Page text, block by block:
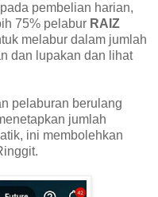
pembelian harian,
75% pelabur RAIZ
melabur dalam jumlah
dan lupakan dan lihat
pelaburan berulang
jumlah
ini membolehkan